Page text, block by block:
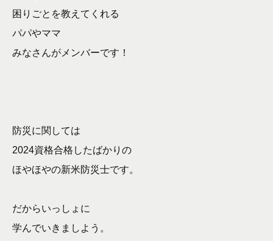
困りごとを教えてくれる
パパやママ
みなさんがメンバーです！
防災に関しては
2024資格合格したばかりの
ほやほやの新米防災士です。
だからいっしょに
学んでいきましよう。